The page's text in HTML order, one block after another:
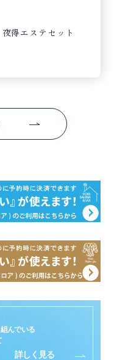
得エステセット
んでいる
詳しく見る